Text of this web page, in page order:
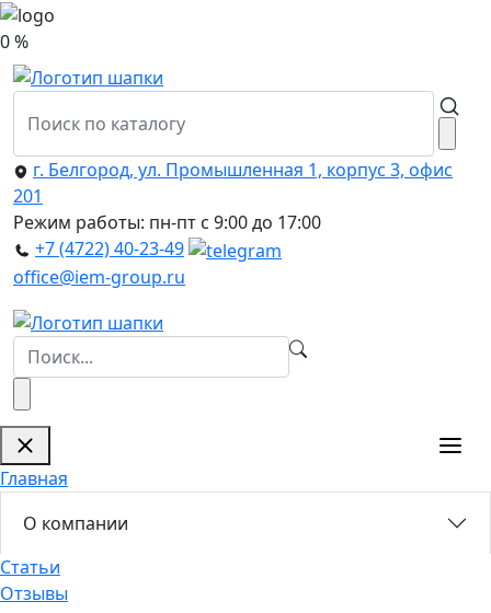
0 %
г. Белгород, ул. Промышленная 1, корпус 3, офис
201
Режим работы: пн-пт с 9:00 до 17:00
+7 (4722) 40-23-49
office@iem-group.ru
Главная
О компании
Статьи
Отзывы